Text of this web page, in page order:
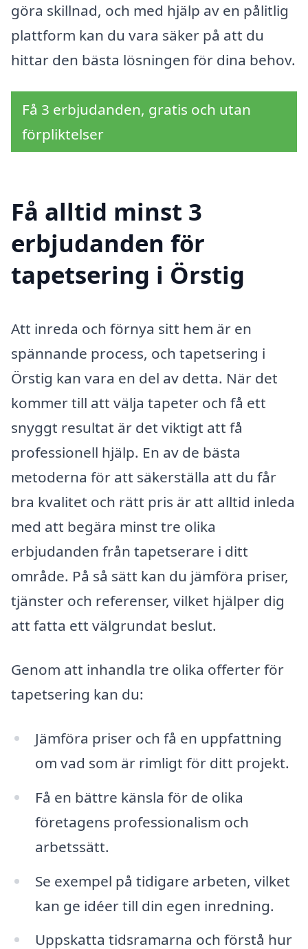
göra skillnad, och med hjälp av en pålitlig
plattform kan du vara säker på att du
hittar den bästa lösningen för dina behov.
Få 3 erbjudanden, gratis och utan
förpliktelser
Få alltid minst 3
erbjudanden för
tapetsering i Örstig
Att inreda och förnya sitt hem är en
spännande process, och tapetsering i
Örstig kan vara en del av detta. När det
kommer till att välja tapeter och få ett
snyggt resultat är det viktigt att få
professionell hjälp. En av de bästa
metoderna för att säkerställa att du får
bra kvalitet och rätt pris är att alltid inleda
med att begära minst tre olika
erbjudanden från tapetserare i ditt
område. På så sätt kan du jämföra priser,
tjänster och referenser, vilket hjälper dig
att fatta ett välgrundat beslut.
Genom att inhandla tre olika offerter för
tapetsering kan du:
Jämföra priser och få en uppfattning
om vad som är rimligt för ditt projekt.
Få en bättre känsla för de olika
företagens professionalism och
arbetssätt.
Se exempel på tidigare arbeten, vilket
kan ge idéer till din egen inredning.
Uppskatta tidsramarna och förstå hur